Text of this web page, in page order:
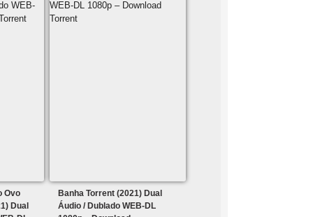
Ovo
Dual
Banha Torrent (2021) Dual
Áudio / Dublado WEB-DL